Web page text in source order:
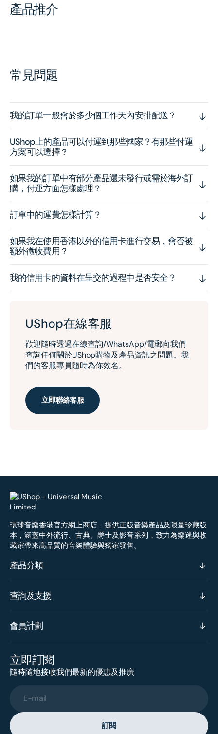
產品推介
常見問題
我的訂單一般會於多少個工作天內安排配送？
UShop上的產品可以付運到那些國家？有那些付運
方案可以選擇？
如果我的訂單中有部分產品還未發行或需於海外訂
購，付運方面怎樣處理？
訂單中的運費怎樣計算？
如果我在使用香港以外的信用卡進行交易，會否被
額外徵收費用？
我的信用卡的資料在呈交的過程中是否安全？
UShop在線客服
歡迎隨時透過在線查詢/WhatsApp/電郵向我們
查詢任何關於UShop購物及產品資訊之問題。我
們的客服專員隨時為你效名。
立即聯絡客服
環球音樂香港官方網上商店，提供正版音樂產品及限量珍藏版
本，涵蓋中外流行、古典、爵士及影音系列，致力為樂迷與收
藏家帶來高品質的音樂體驗與獨家發售。
產品分類
查詢及支援
會員計劃
立即訂閱
隨時隨地接收我們最新的優惠及推廣
E-mail
訂閱